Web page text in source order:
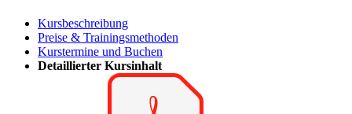
Kursbeschreibung
Preise & Trainingsmethoden
Kurstermine und Buchen
Detaillierter Kursinhalt